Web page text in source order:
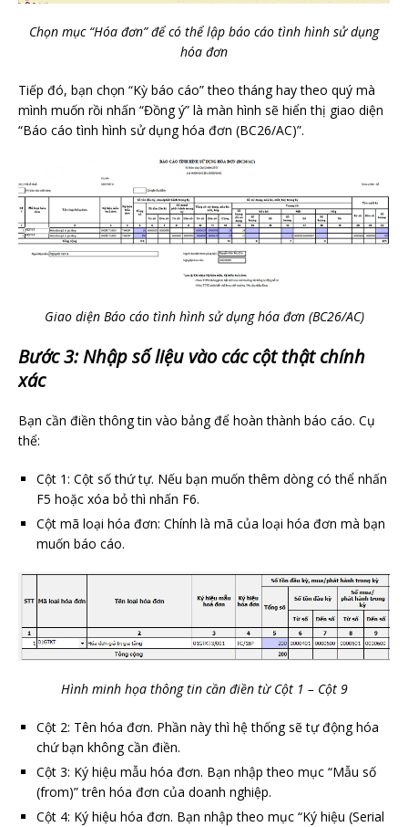
Chọn mục “Hóa đơn” để có thể lập báo cáo tình hình sử dụng
hóa đơn
Tiếp đó, bạn chọn “Kỳ báo cáo” theo tháng hay theo quý mà
mình muốn rồi nhấn “Đồng ý” là màn hình sẽ hiển thị giao diện
“Báo cáo tình hình sử dụng hóa đơn (BC26/AC)”.
Giao diện Báo cáo tình hình sử dụng hóa đơn (BC26/AC)
Bước 3: Nhập số liệu vào các cột thật chính
xác
Bạn cần điền thông tin vào bảng để hoàn thành báo cáo. Cụ
thể:
Cột 1: Cột số thứ tự. Nếu bạn muốn thêm dòng có thể nhấn
F5 hoặc xóa bỏ thì nhấn F6.
Cột mã loại hóa đơn: Chính là mã của loại hóa đơn mà bạn
muốn báo cáo.
Hình minh họa thông tin cần điền từ Cột 1 – Cột 9
Cột 2: Tên hóa đơn. Phần này thì hệ thống sẽ tự động hóa
chứ bạn không cần điền.
Cột 3: Ký hiệu mẫu hóa đơn. Bạn nhập theo mục “Mẫu số
(from)” trên hóa đơn của doanh nghiệp.
Cột 4: Ký hiệu hóa đơn. Bạn nhập theo mục “Ký hiệu (Serial